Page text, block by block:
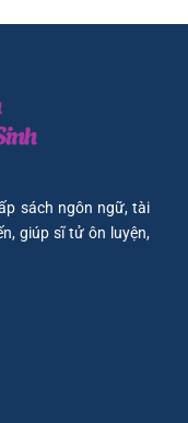
sách ngôn ngữ, tài
giúp sĩ tử ôn luyện,